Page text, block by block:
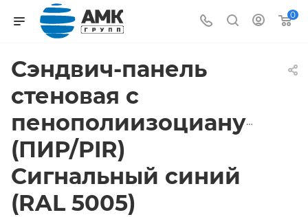
0
Сэндвич-панель
стеновая с
(ПИР/PIR)
Сигнальный синий
(RAL 5005)